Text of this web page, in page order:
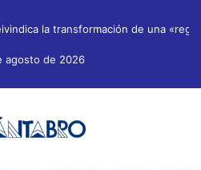
la transformación de una
agosto de 2026